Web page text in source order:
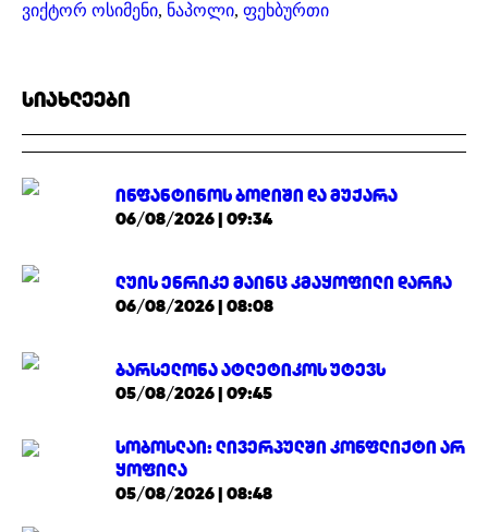
ვიქტორ ოსიმენი, ნაპოლი, ფეხბურთი
სიახლეები
ინფანტინოს ბოდიში და მუქარა
06/08/2026 | 09:34
ლუის ენრიკე მაინც კმაყოფილი დარჩა
06/08/2026 | 08:08
ბარსელონა ატლეტიკოს უტევს
05/08/2026 | 09:45
სობოსლაი: ლივერპულში კონფლიქტი არ
ყოფილა
05/08/2026 | 08:48